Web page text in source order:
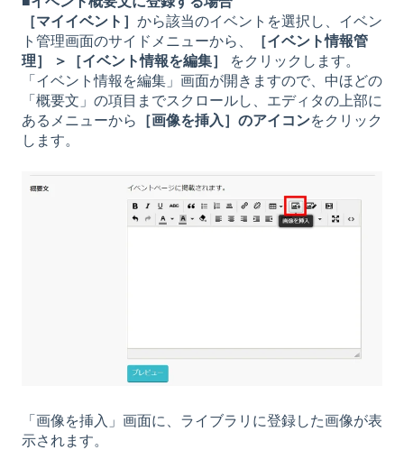
［マイイベント］ から該当のイベントを選択し、イベン
ト管理画面のサイドメニューから、
［イベント情報管
理］ ＞［イベント情報を編集］
をクリックします。
「イベント情報を編集」画面が開きますので、中ほどの
「概要文」の項目までスクロールし、エディタの上部に
あるメニューから
［画像を挿入］のアイコンをクリック
します。
「画像を挿入」画面に、ライブラリに登録した画像が表
示されます。